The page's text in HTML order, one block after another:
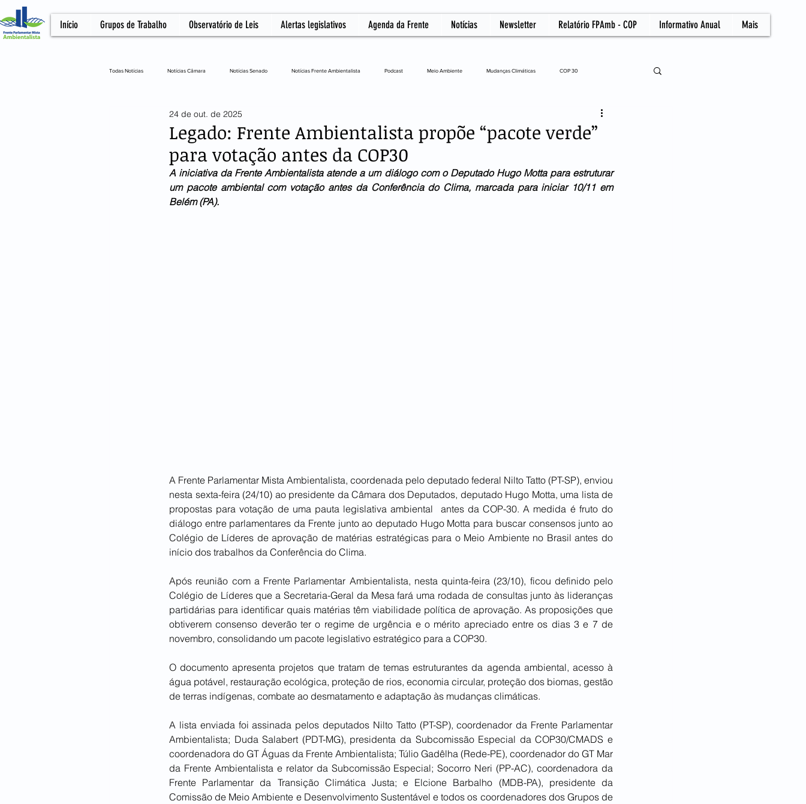
Início Grupos de Trabalho Observatório de Leis Alertas legislativos Agenda da Frente Notícias Newsletter Relatório FPAmb - COP Informativo Anual Mais
Todas Notícias Notícias Câmara Notícias Senado Notícias Frente Ambientalista Podcast Meio Ambiente Mudanças Climáticas COP 30
Notícias Câmara Artigo NOTA OFICIAL
Legado: Frente Ambientalista propõe “pacote verde”
para votação antes da COP30
24 de out. de 2025
A iniciativa da Frente Ambientalista atende a um diálogo com o Deputado Hugo Motta para estruturar
um pacote ambiental com votação antes da Conferência do Clima, marcada para iniciar 10/11 em
Belém (PA).
A Frente Parlamentar Mista Ambientalista, coordenada pelo deputado federal Nilto Tatto (PT-SP), enviou
nesta sexta-feira (24/10) ao presidente da Câmara dos Deputados, deputado Hugo Motta, uma lista de
propostas para votação de uma pauta legislativa ambiental  antes da COP-30. A medida é fruto do
diálogo entre parlamentares da Frente junto ao deputado Hugo Motta para buscar consensos junto ao
Colégio de Líderes de aprovação de matérias estratégicas para o Meio Ambiente no Brasil antes do
início dos trabalhos da Conferência do Clima.
Após reunião com a Frente Parlamentar Ambientalista, nesta quinta-feira (23/10), ficou definido pelo
Colégio de Líderes que a Secretaria-Geral da Mesa fará uma rodada de consultas junto às lideranças
partidárias para identificar quais matérias têm viabilidade política de aprovação. As proposições que
obtiverem consenso deverão ter o regime de urgência e o mérito apreciado entre os dias 3 e 7 de
novembro, consolidando um pacote legislativo estratégico para a COP30.
O documento apresenta projetos que tratam de temas estruturantes da agenda ambiental, acesso à
água potável, restauração ecológica, proteção de rios, economia circular, proteção dos biomas, gestão
de terras indígenas, combate ao desmatamento e adaptação às mudanças climáticas.
A lista enviada foi assinada pelos deputados Nilto Tatto (PT-SP), coordenador da Frente Parlamentar
Ambientalista; Duda Salabert (PDT-MG), presidenta da Subcomissão Especial da COP30/CMADS e
coordenadora do GT Águas da Frente Ambientalista; Túlio Gadêlha (Rede-PE), coordenador do GT Mar
da Frente Ambientalista e relator da Subcomissão Especial; Socorro Neri (PP-AC), coordenadora da
Frente Parlamentar da Transição Climática Justa; e Elcione Barbalho (MDB-PA), presidente da
Comissão de Meio Ambiente e Desenvolvimento Sustentável e todos os coordenadores dos Grupos de